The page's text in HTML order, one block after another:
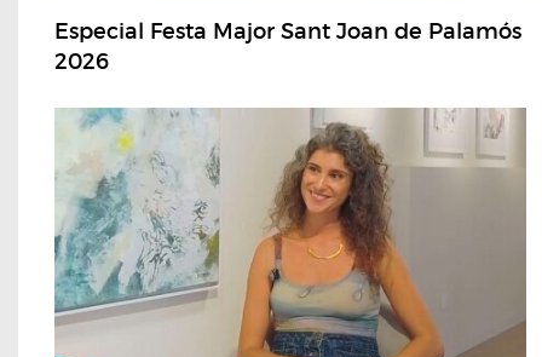
Especial Festa Major Sant Joan de Palamós
2026